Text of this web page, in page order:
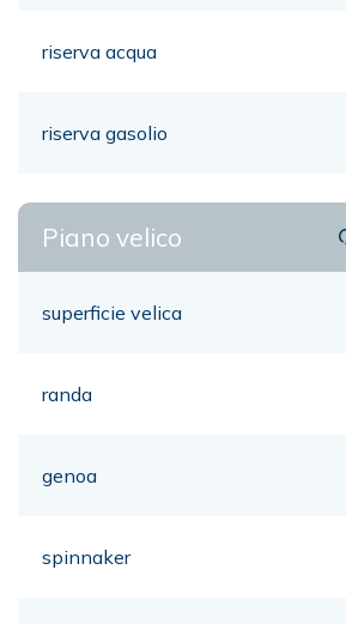
riserva acqua
riserva gasolio
Piano velico
superficie velica
randa
genoa
spinnaker